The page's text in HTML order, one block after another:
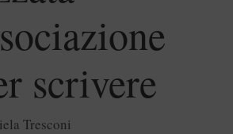
scrivere
Tresconi